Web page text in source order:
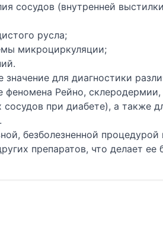
сосудов (внутренней
русла;
микроциркуляции;
для диагностики
феномена Рейно,
при диабете), а также
безболезненной процедурой
препаратов, что делает ее